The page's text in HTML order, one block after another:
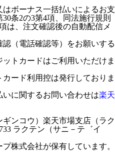
ボーナス一括払いによるお支
条2の3第4項、同法施行規則
は、注文確認後の自動配信メ
（電話確認等）をお願いする
トカードはご利用いただけま
ード利用控は発行しておりま
に関するお問い合わせは楽天
ギンコウ）楽天市場支店（ラク
ラクテン（サニ－テ゛イ
株式会社が保有しています。